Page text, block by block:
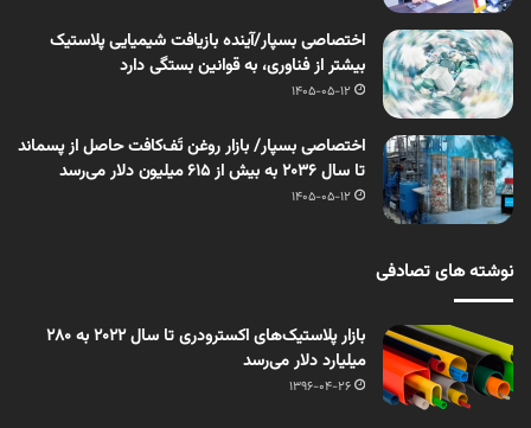
اختصاصی بسپار/آینده بازیافت شیمیایی پلاستیک
بیشتر از فناوری، به قوانین بستگی دارد
1405-05-12
اختصاصی بسپار/ بازار روغن تَف‌کافت حاصل از پسماند
تا سال ۲۰۳۶ به بیش از ۶۱۵ میلیون دلار می‌رسد
1405-05-12
نوشته های تصادفی
بازار پلاستیک‌های اکسترودری تا سال 2022 به 280
میلیارد دلار می‌رسد
1396-04-26